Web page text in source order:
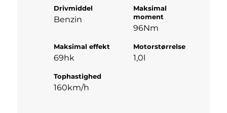
Drivmiddel
Benzin
Maksimal
moment
96Nm
Maksimal effekt
69hk
Motorstørrelse
1,0l
Tophastighed
160km/h